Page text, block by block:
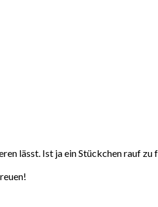
lässt. Ist ja ein Stückchen rauf